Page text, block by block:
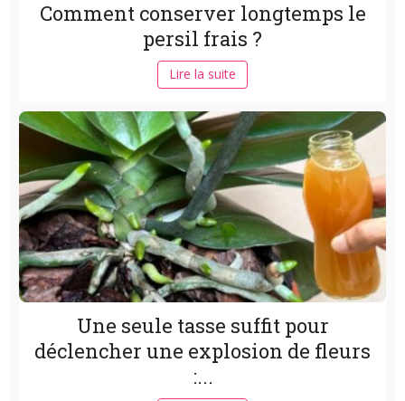
Comment conserver longtemps le
persil frais ?
Lire la suite
Une seule tasse suffit pour
déclencher une explosion de fleurs
:...